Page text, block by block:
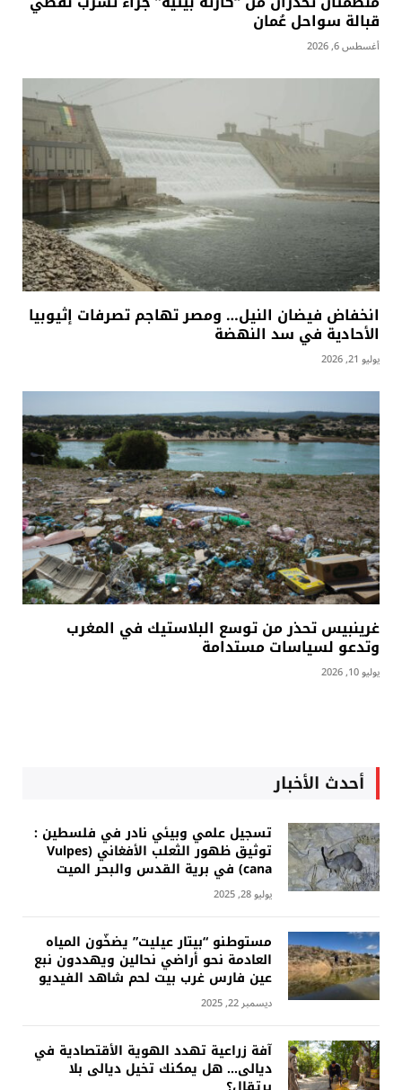
قبالة سواحل عُمان
أغسطس 6, 2026
انخفاض فيضان النيل… ومصر تهاجم تصرفات إثيوبيا
الأحادية في سد النهضة
يوليو 21, 2026
غرينبيس تحذر من توسع البلاستيك في المغرب
وتدعو لسياسات مستدامة
يوليو 10, 2026
أحدث الأخبار
تسجيل علمي وبيئي نادر في فلسطين :
توثيق ظهور الثعلب الأفغاني (Vulpes
cana) في برية القدس والبحر الميت
يوليو 28, 2025
مستوطنو “بيتار عيليت” يضخّون المياه
العادمة نحو أراضي نحالين ويهددون نبع
عين فارس غرب بيت لحم شاهد الفيديو
ديسمبر 22, 2025
آفة زراعية تهدد الهوية الأقتصادية في
ديالى… هل يمكنك تخيل ديالى بلا